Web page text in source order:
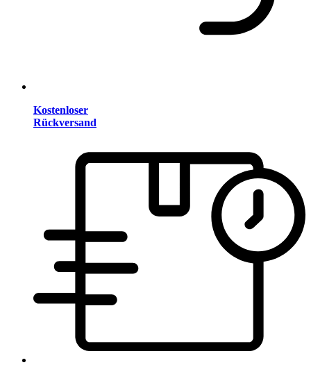
Kostenloser
Rückversand